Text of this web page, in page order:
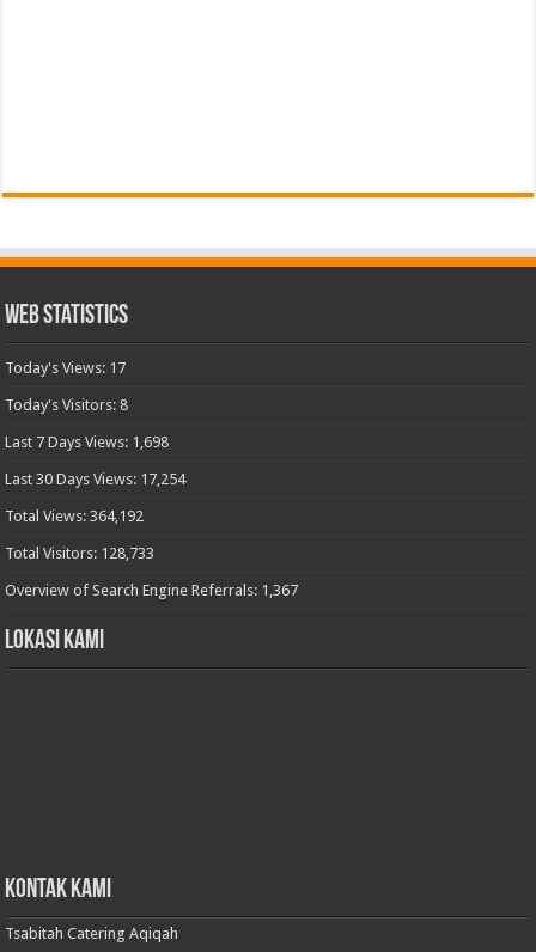
Web Statistics
Today's Views: 17
Today's Visitors:8
Last 7 Days Views: 1,698
Last 30 Days Views: 17,254
Total Views:364,192
Total Visitors: 128,733
Overview of Search Engine Referrals: 1,367
Lokasi Kami
Kontak Kami
Tsabitah Catering Aqiqah